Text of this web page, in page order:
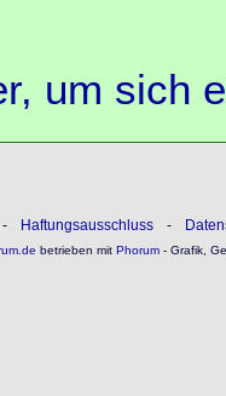
um sich
- Haftungsausschluss -
betrieben mitPhorum- Grafik,